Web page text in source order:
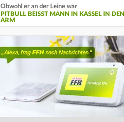
Obwohl er an der Leine war
PITBULL BEISST MANN IN KASSEL IN DEN A
RM